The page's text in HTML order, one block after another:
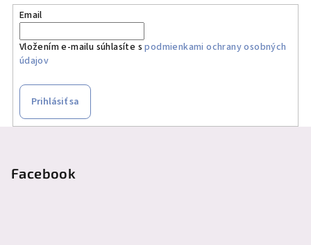
Email
Vložením e-mailu súhlasíte spodmienkami ochrany osobných
údajov
Prihlásiť sa
Facebook